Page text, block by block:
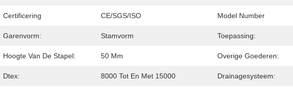
Certificering CE/SGS/ISO Model Number
Garenvorm: Stamvorm Toepassing:
Hoogte Van De Stapel: 50 Mm Overige Goederen:
Dtex: 8000 Tot En Met 15000 Drainagesysteem: